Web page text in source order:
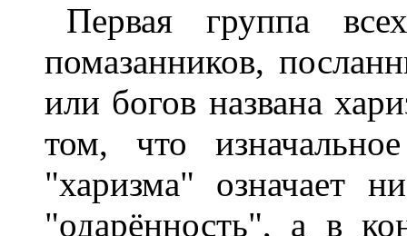
Первая группа
помазанников,
или богов названа
том, что
"харизма" означает
"одарённость", а в